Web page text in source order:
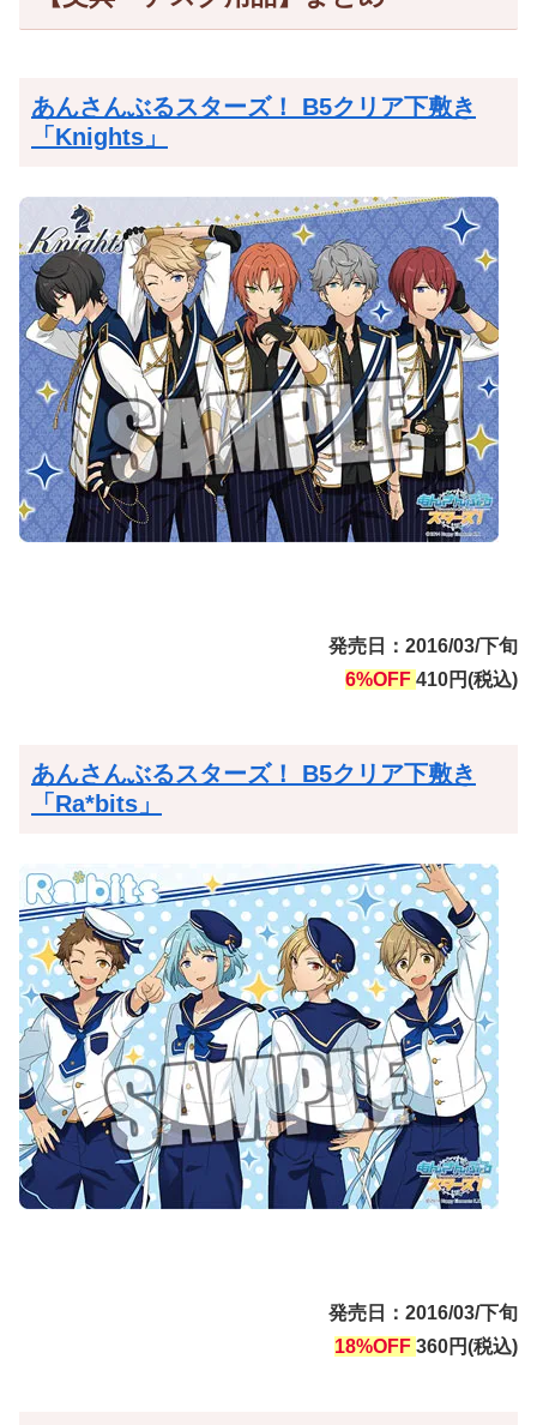
あんさんぶるスターズ！ B5クリア下敷き
「Knights」
発売日：2016/03/下旬
6%OFF 410円(税込)
あんさんぶるスターズ！ B5クリア下敷き
「Ra*bits」
発売日：2016/03/下旬
18%OFF 360円(税込)